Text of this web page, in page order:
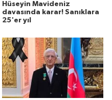
Hüseyin Mavideniz
davasında karar! Sanıklara
25'er yıl